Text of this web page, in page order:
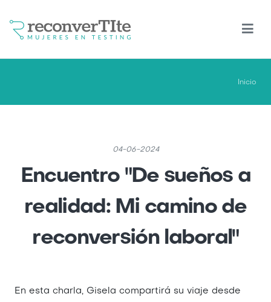
Inicio
04-06-2024
Encuentro "De sueños a
realidad: Mi camino de
reconversión laboral"
En esta charla, Gisela compartirá su viaje desde